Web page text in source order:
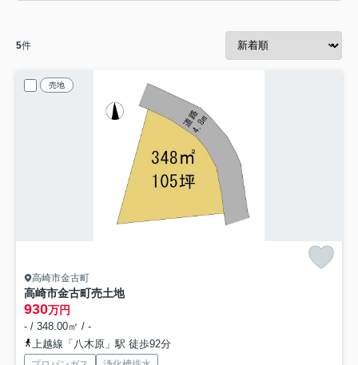
5件
売地
高崎市金古町
高崎市金古町売土地
930万円
- / 348.00㎡ / -
上越線「八木原」駅 徒歩92分